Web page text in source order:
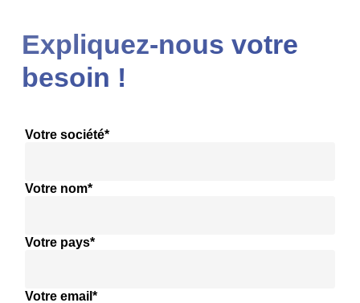
Expliquez-nous votre
besoin !
Votre société*
Votre nom*
Votre pays*
Votre email*